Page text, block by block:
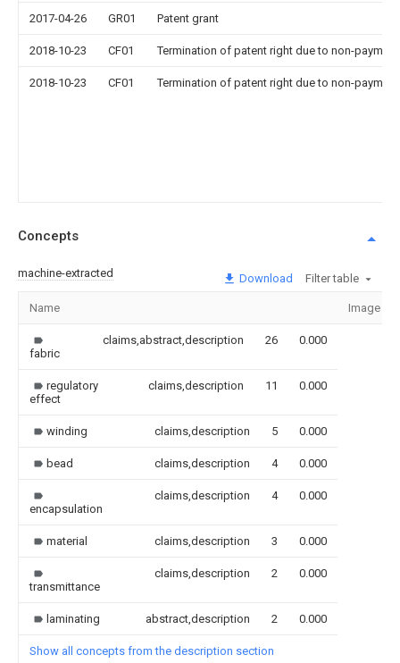
2017-04-26 GR01 Patent grant
2018-10-23 CF01 Termination of patent right due to non-
2018-10-23 CF01 Termination of patent right due to non-
Concepts
machine-extracted Download Filter table
Name Image
fabric
claims,abstract,description 26 0.000
regulatory
effect
claims,description 11 0.000
winding claims,description 5 0.000
bead claims,description 4 0.000
encapsulation
claims,description 4 0.000
material claims,description 3 0.000
transmittance
claims,description 2 0.000
laminating abstract,description 2 0.000
Show all concepts from the description section